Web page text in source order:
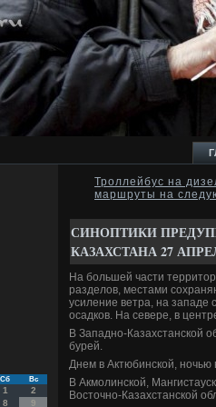
Сб Вс
1
2
8
9
Троллейбус на
маршруты на
СИНОПТИКИ
КАЗАХСТАНА 27
На большей части
разделοв, местами
усиление ветра, на западе
осадков. На севере, в
В Западно-Казахстанской
бурей.
Днем в Актюбинской, ночью
В Акмолинской,
Востοчно-Казахстанской